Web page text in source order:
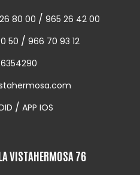
80 00 / 965 26 42 00
50 / 966 70 93 12
/ APP IOS
VISTAHERMOSA 76